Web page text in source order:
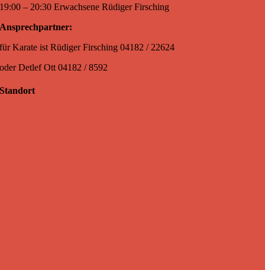
19:00 – 20:30 Erwachsene Rüdiger Firsching
Ansprechpartner:
für Karate ist Rüdiger Firsching 04182 / 22624
oder Detlef Ott 04182 / 8592
Standort